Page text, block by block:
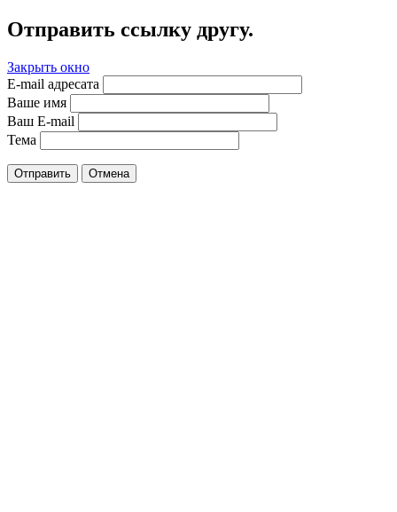
Отправить ссылку другу.
Закрыть окно
E-mail адресата
Ваше имя
Ваш E-mail
Тема
Отправить Отмена